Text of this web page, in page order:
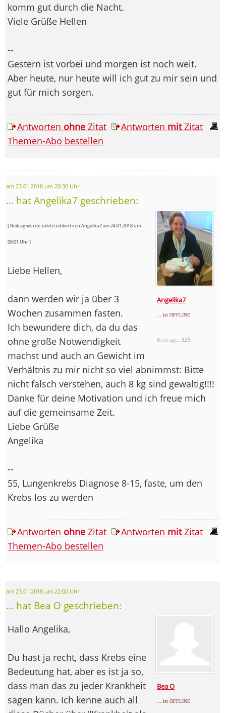
komm gut durch die Nacht.
Viele Grüße Hellen
--
Gestern ist vorbei und morgen ist noch weit.
Aber heute, nur heute will ich gut zu mir sein und
gut für mich sorgen.
Antworten ohne Zitat Antworten mitZitat
Themen-Abo bestellen
am 23.01.2018 um 20:30 Uhr
... hat Angelika7 geschrieben:
Angelika7
... ist OFFLINE
Beiträge:325
[ Beitrag wurde zuletzt editiert von Angelika7 am 24.01.2018 um
08:01 Uhr ]
Liebe Hellen,
dann werden wir ja über 3
Wochen zusammen fasten.
Ich bewundere dich, da du das
ohne große Notwendigkeit
machst und auch an Gewicht im
Verhältnis zu mir nicht so viel abnimmst: Bitte
nicht falsch verstehen, auch 8 kg sind gewaltig!!!!
Danke für deine Motivation und ich freue mich
auf die gemeinsame Zeit.
Liebe Grüße
Angelika
--
55, Lungenkrebs Diagnose 8-15, faste, um den
Krebs los zu werden
Antworten ohne Zitat Antworten mitZitat
Themen-Abo bestellen
am 23.01.2018 um 22:00 Uhr
... hat Bea O geschrieben:
Bea O
... ist OFFLINE
Hallo Angelika,
Du hast ja recht, dass Krebs eine
Bedeutung hat, aber es ist ja so,
dass man das zu jeder Krankheit
sagen kann. Ich kenne auch all